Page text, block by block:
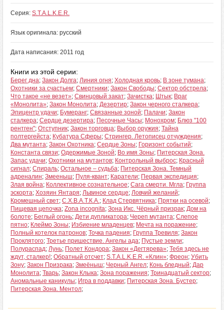
Серия: S.T.A.L.K.E.R.
Язык оригинала: русский
Дата написания: 2011 год
Книги из этой серии:
Берег дна; Закон Долга; Линия огня; Холодная кровь; В зоне тумана;
Охотники за счастьем; Смертники; Закон Свободы; Сектор обстрела;
Что такое «не везет»; Свинцовый закат; Зачистка; Штык; Враг
«Монолита»; Закон Монолита; Дезертир; Закон черного сталкера;
Эпицентр удачи; Бумеранг; Связанные зоной; Палачи; Закон
сталкера; Сердце дезертира; Песочные Часы; Монохром; Блюз "100
рентген"; Отступник; Закон торговца; Выбор оружия; Тайна
полтергейста; Кубатура Сферы; Стрингер. Летописец отчуждения;
Два мутанта; Закон Охотника; Сердце Зоны; Горизонт событий;
Константа связи; Одержимые Зоной; Во имя Зоны; Питерская Зона.
Запас удачи; Охотники на мутантов; Контрольный выброс; Красный
сигнал; Спираль; Остальное – судьба; Питерская Зона. Темный
адреналин; Змееныш; Пуля-квант; Каратели; Первая экспедиция;
Злая война; Коллективное сознательное; Сага смерти. Мгла; Группа
эскорта; Хозяин Янтаря; Львиное сердце; Ловчий желаний;
Кромешный свет; С.Х.В.А.Т.К.А.; Клад Стервятника; Прятки на осевой;
Пищевая цепочка; Zona incognita; Зона Икс. Чёрный призрак; Дом на
болоте; Беглый огонь; Дети дупликатора; Череп мутанта; Слепое
пятно; Клеймо Зоны; Избиение младенцев; Мечта на поражение;
Полный котелок патронов; Точка падения; Группа Тревиля; Закон
Проклятого; Третье пришествие. Ангелы ада; Пустые земли;
Полураспад; Лунь; Полет Кондора; Закон «Дегтярева»; Тебя здесь не
ждут, сталкер!; Обратный отсчет; S.T.A.L.K.E.R. «Клин»; Фреон; Убить
Зону; Закон Призрака; Змеёныш; Черный Ангел; Конь бледный; Дар
Монолита; Тварь; Закон Клыка; Зона поражения; Тринадцатый сектор;
Аномальные каникулы; Игра в поддавки; Питерская Зона. Бустер;
Питерская Зона. Ментол;